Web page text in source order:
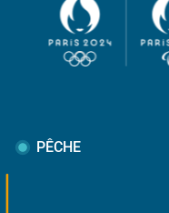
PÊCHE